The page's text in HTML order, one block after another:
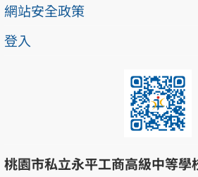
網站安全政策
登入
桃園市私立永平工商高級中等學